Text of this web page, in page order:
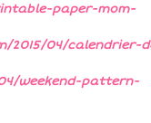
paper-mom-
2015/04/calendrier-
weekend-pattern-